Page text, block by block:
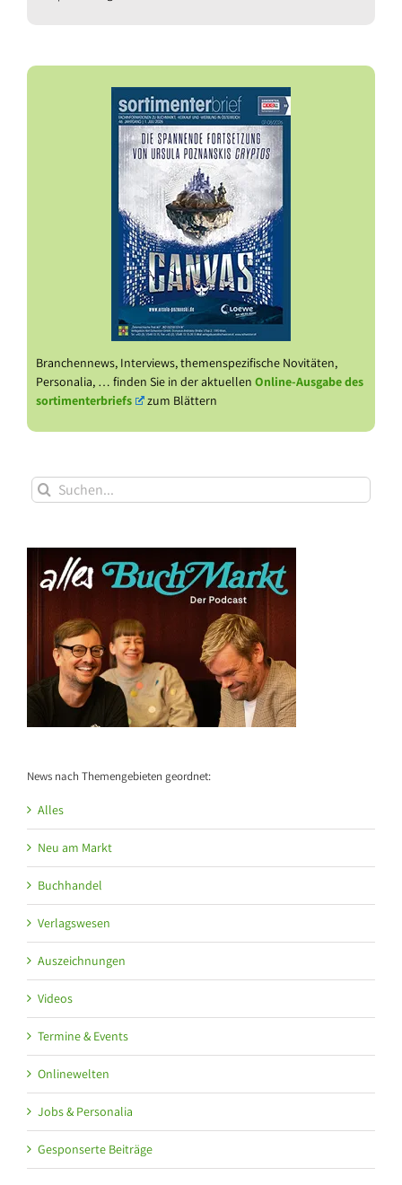
Branchennews, Interviews, themenspezifische Novitäten,
Personalia, … finden Sie in der aktuellen Online-Ausgabe des
sortimenterbriefs
zum Blättern
Suche
nach:
News nach Themengebieten geordnet:
Alles
Neu am Markt
Buchhandel
Verlagswesen
Auszeichnungen
Videos
Termine & Events
Onlinewelten
Jobs & Personalia
Gesponserte Beiträge